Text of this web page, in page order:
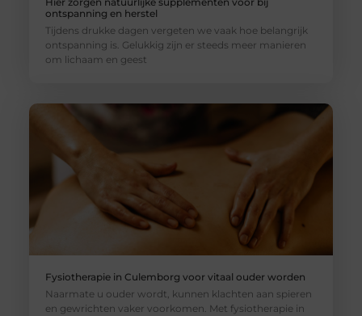
ontspanning en herstel
Tijdens drukke dagen vergeten we vaak hoe belangrijk
ontspanning is. Gelukkig zijn er steeds meer manieren
om lichaam en geest
Fysiotherapie in Culemborg voor vitaal ouder worden
Naarmate u ouder wordt, kunnen klachten aan spieren
en gewrichten vaker voorkomen. Met fysiotherapie in